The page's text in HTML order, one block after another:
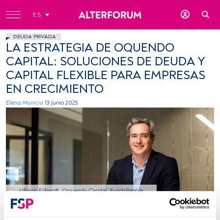
ES
DEUDA PRIVADA
LA ESTRATEGIA DE OQUENDO
CAPITAL: SOLUCIONES DE DEUDA Y
CAPITAL FLEXIBLE PARA EMPRESAS
EN CRECIMIENTO
Elena Municio 13 junio 2025
Alfonso Erhardt, Oquendo Capital. FundsPeople.